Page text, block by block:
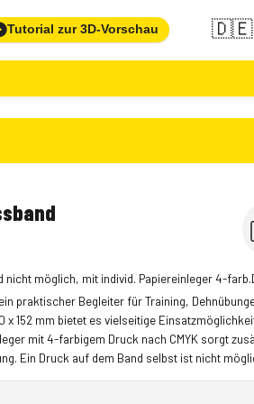
Tutorial zur 3D-Vorschau 🇩🇪
nicht möglich, mit individ. Papiereinleger 4-
praktischer Begleiter für Training,
x 152 mm bietet es vielseitige
mit 4-farbigem Druck nach CMYK sorgt
Ein Druck auf dem Band selbst ist nicht